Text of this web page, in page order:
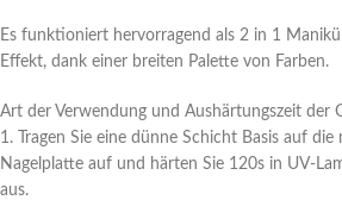
Es funktioniert hervorragend als 2 in 1
Effekt, dank einer breiten Palette von Farben.
Art der Verwendung und Aushärtungszeit der
1. Tragen Sie eine dünne Schicht Basis auf
Nagelplatte auf und härten Sie 120s in UV-
aus.